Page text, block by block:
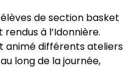
élèves de section basket
à l’Idonnière.
animé différents ateliers
long de la journée,